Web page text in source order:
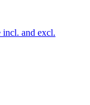
incl. and excl.